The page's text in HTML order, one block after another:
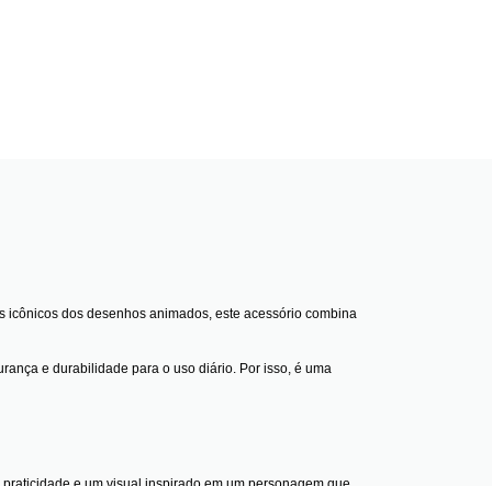
dos desenhos animados, este acessório combina
e durabilidade para o uso diário. Por isso, é uma